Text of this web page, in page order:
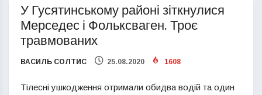
У Гусятинському районі зіткнулися
Мерседес і Фольксваген. Троє
травмованих
ВАСИЛЬ СОЛТИС 25.08.2020 1608
Тілесні ушкодження отримали обидва водій та один